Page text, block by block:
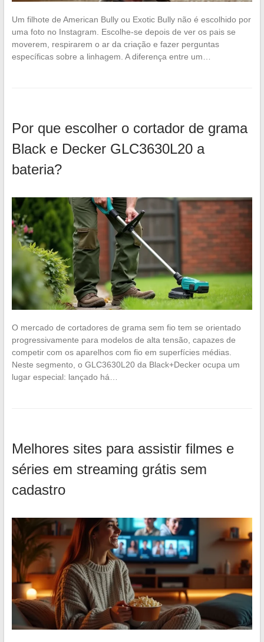
Um filhote de American Bully ou Exotic Bully não é escolhido por
uma foto no Instagram. Escolhe-se depois de ver os pais se
moverem, respirarem o ar da criação e fazer perguntas
específicas sobre a linhagem. A diferença entre um…
Por que escolher o cortador de grama
Black e Decker GLC3630L20 a
bateria?
O mercado de cortadores de grama sem fio tem se orientado
progressivamente para modelos de alta tensão, capazes de
competir com os aparelhos com fio em superfícies médias.
Neste segmento, o GLC3630L20 da Black+Decker ocupa um
lugar especial: lançado há…
Melhores sites para assistir filmes e
séries em streaming grátis sem
cadastro